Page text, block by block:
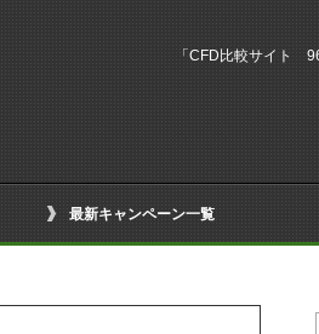
「CFD比較サイト
最新キャンペーン一覧